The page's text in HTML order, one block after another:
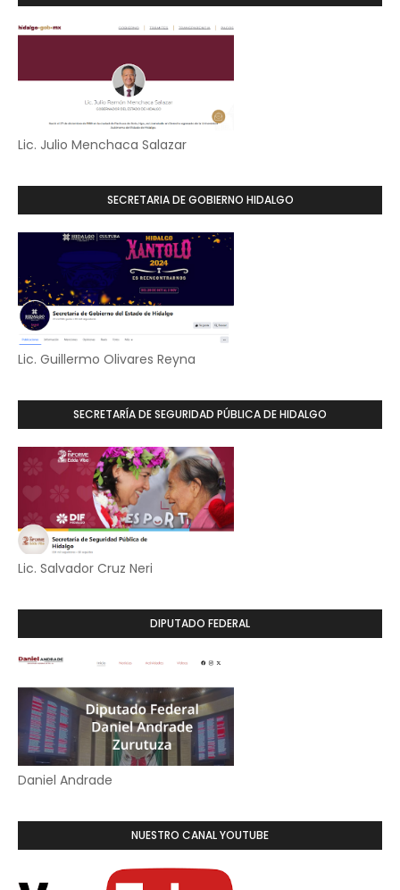
Lic. Julio Menchaca Salazar
SECRETARIA DE GOBIERNO HIDALGO
Lic. Guillermo Olivares Reyna
SECRETARÍA DE SEGURIDAD PÚBLICA DE HIDALGO
Lic. Salvador Cruz Neri
DIPUTADO FEDERAL
Daniel Andrade
NUESTRO CANAL YOUTUBE